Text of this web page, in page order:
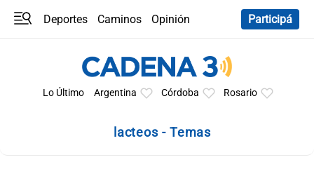
Deportes Caminos
Opinión
Participá
Lo Último Argentina Córdoba Rosario
lacteos - Temas